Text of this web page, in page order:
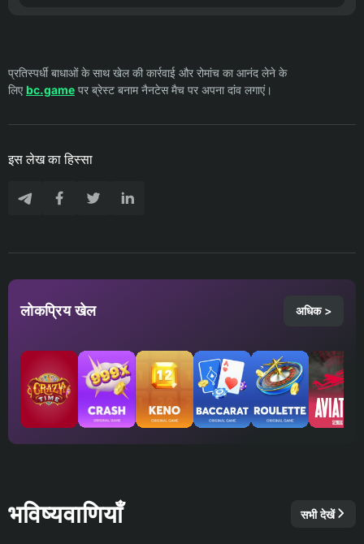
प्रतिस्पर्धी बाधाओं के साथ खेल की कार्रवाई और रोमांच का आनंद लेने के
लिए bc.game पर ब्रेस्ट बनाम नैनटेस मैच पर अपना दांव लगाएं।
इस लेख का हिस्सा
लोकप्रिय खेल अधिक >
भविष्यवाणियाँ सभी देखें